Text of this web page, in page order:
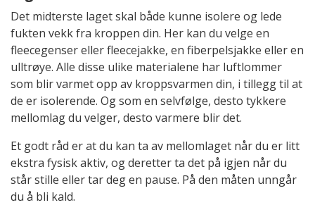
Det midterste laget skal både kunne isolere og lede
fukten vekk fra kroppen din. Her kan du velge en
fleecegenser eller fleecejakke, en fiberpelsjakke eller en
ulltrøye. Alle disse ulike materialene har luftlommer
som blir varmet opp av kroppsvarmen din, i tillegg til at
de er isolerende. Og som en selvfølge, desto tykkere
mellomlag du velger, desto varmere blir det.
Et godt råd er at du kan ta av mellomlaget når du er litt
ekstra fysisk aktiv, og deretter ta det på igjen når du
står stille eller tar deg en pause. På den måten unngår
du å bli kald.